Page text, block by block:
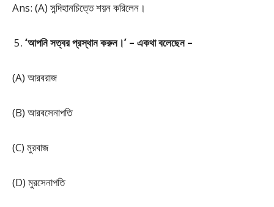
Ans: (A) সন্দিহানচিত্তে শয়ন করিলেন।
‘আপনি সত্বর প্রস্থান করুন।’ – একথা বলেছেন –
(A) আরবরাজ
(B) আরবসেনাপতি
(C) মুরবাজ
(D) মুরসেনাপতি